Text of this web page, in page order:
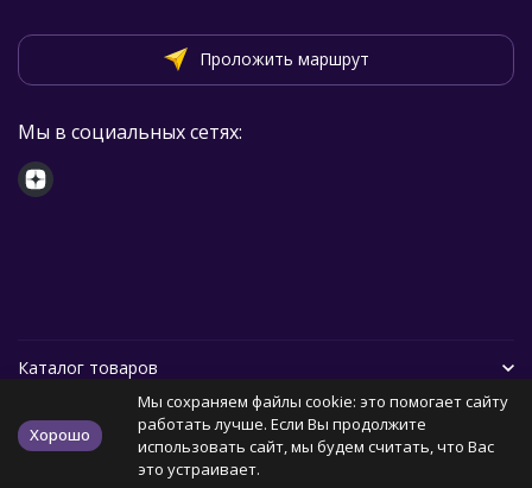
Проложить маршрут
Мы в социальных сетях:
Каталог товаров
Помощь
Хорошо
Мы сохраняем файлы cookie: это помогает сайту
работать лучше. Если Вы продолжите
использовать сайт, мы будем считать, что Вас
это устраивает.